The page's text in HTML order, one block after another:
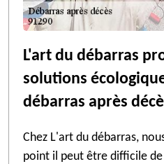
L'art du débarras
solutions
débarras après
Chez L'art du débarras,
point il peut être difficile